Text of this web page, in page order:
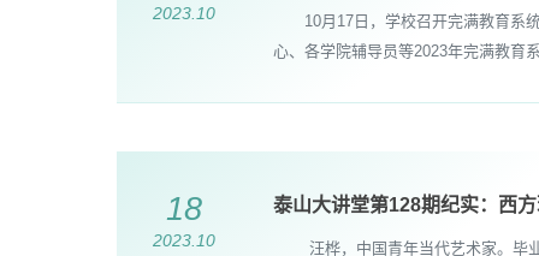
2023.10
10月17日，学校召开完满教育系统
心、各学院辅导员等2023年完满教育
18
2023.10
泰山大讲堂第128期纪实：西
汪桦，中国青年当代艺术家。毕业